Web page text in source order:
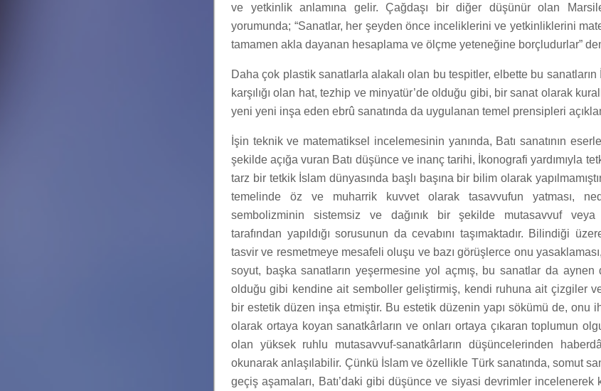
ve yetkinlik anlamına gelir. Çağdaşı bir diğer düşünür olan
yorumunda; “Sanatlar, her şeyden önce inceliklerini ve yetkinliklerini
tamamen akla dayanan hesaplama ve ölçme yeteneğine borçludurlar”
Daha çok plastik sanatlarla alakalı olan bu tespitler, elbette bu sanatların
karşılığı olan hat, tezhip ve minyatür’de olduğu gibi, bir sanat olarak
yeni yeni inşa eden ebrû sanatında da uygulanan temel prensipleri
İşin teknik ve matematiksel incelemesinin yanında, Batı sanatının
şekilde açığa vuran Batı düşünce ve inanç tarihi, İkonografi yardımıyla
tarz bir tetkik İslam dünyasında başlı başına bir bilim olarak
temelinde öz ve muharrik kuvvet olarak tasavvufun yatması,
sembolizminin sistemsiz ve dağınık bir şekilde mutasavvuf veya
tarafından yapıldığı sorusunun da cevabını taşımaktadır. Bilindiği
tasvir ve resmetmeye mesafeli oluşu ve bazı görüşlerce onu
soyut, başka sanatların yeşermesine yol açmış, bu sanatlar da aynen
olduğu gibi kendine ait semboller geliştirmiş, kendi ruhuna ait çizgiler ve
bir estetik düzen inşa etmiştir. Bu estetik düzenin yapı sökümü de, onu
olarak ortaya koyan sanatkârların ve onları ortaya çıkaran toplumun
olan yüksek ruhlu mutasavvuf-sanatkârların düşüncelerinden
okunarak anlaşılabilir. Çünkü İslam ve özellikle Türk sanatında, somut
geçiş aşamaları, Batı’daki gibi düşünce ve siyasi devrimler